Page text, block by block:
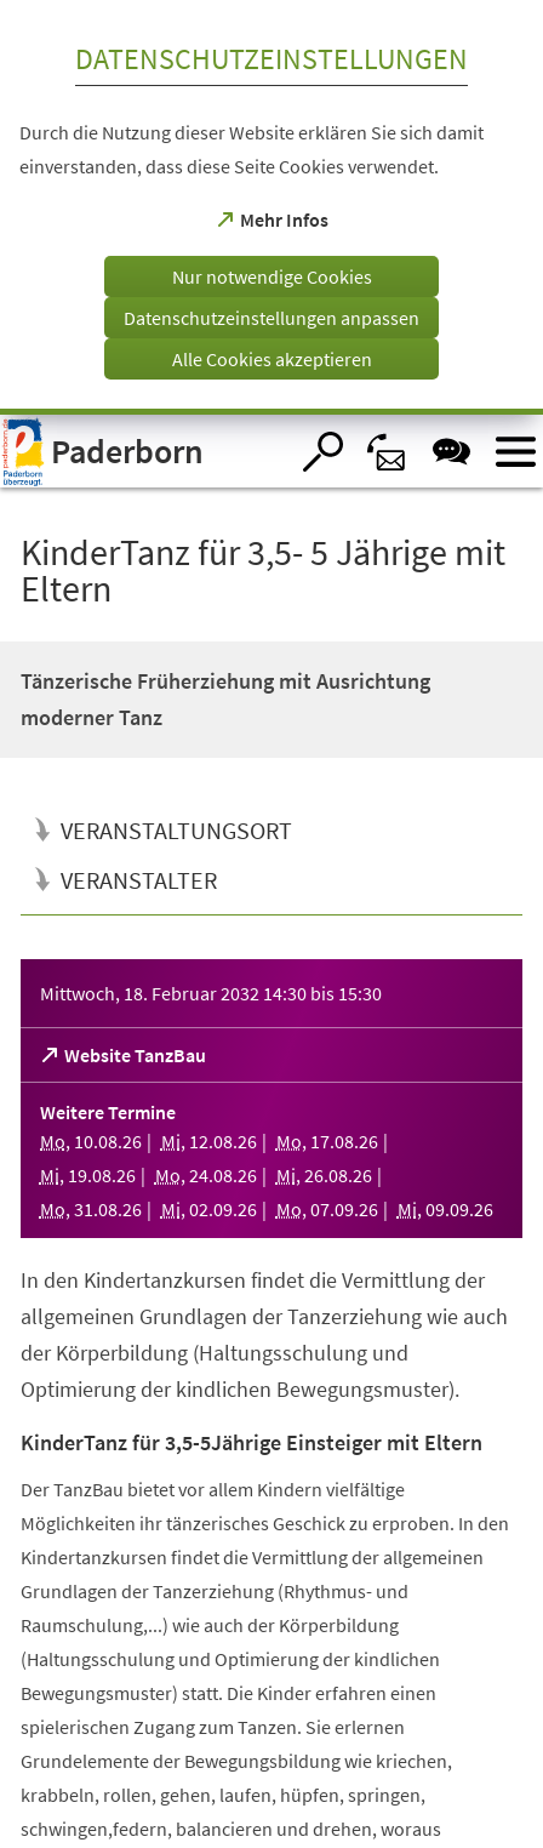
Visuelle
Assistenzsoftware
öffnen.
DATENSCHUTZEINSTELLUNGEN
Durch die Nutzung dieser Website erklären Sie sich damit
einverstanden, dass diese Seite Cookies verwendet.
Mehr Infos
(Öffnet
einem
Tab)
Nur notwendige Cookies
Datenschutzeinstellungen anpassen
Alle Cookies akzeptieren
Paderborn
KinderTanz für 3,5- 5 Jährige mit
Eltern
Tänzerische Früherziehung mit Ausrichtung
moderner Tanz
VERANSTALTUNGSORT
VERANSTALTER
Mittwoch, 18. Februar 2032 14:30 bis 15:30
Website TanzBau
(Öffnet
in
einem
neuen
Tab)
Weitere Termine
Mo, 10.08.26 Mi, 12.08.26 Mo, 17.08.26
Mi, 19.08.26 Mo, 24.08.26 Mi, 26.08.26
Mo, 31 .08.26 Mi, 02.09.26 Mo, 07.09.26 Mi, 09.09.26
In den Kindertanzkursen findet die Vermittlung der
allgemeinen Grundlagen der Tanzerziehung wie auch
der Körperbildung (Haltungsschulung und
Optimierung der kindlichen Bewegungsmuster).
KinderTanz für 3,5-5Jährige Einsteiger mit Eltern
Der TanzBau bietet vor allem Kindern vielfältige
Möglichkeiten ihr tänzerisches Geschick zu erproben. In den
Kindertanzkursen findet die Vermittlung der allgemeinen
Grundlagen der Tanzerziehung (Rhythmus- und
Raumschulung,...) wie auch der Körperbildung
(Haltungsschulung und Optimierung der kindlichen
Bewegungsmuster) statt. Die Kinder erfahren einen
spielerischen Zugang zum Tanzen. Sie erlernen
Grundelemente der Bewegungsbildung wie kriechen,
krabbeln, rollen, gehen, laufen, hüpfen, springen,
schwingen,federn, balancieren und drehen, woraus